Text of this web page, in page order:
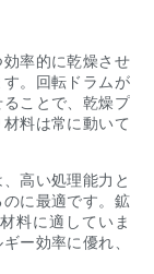
率的に乾燥させ
。回転ドラムが
ことで、乾燥プ
料は常に動いて
高い処理能力と
に最適です。鉱
料に適していま
ー効率に優れ、